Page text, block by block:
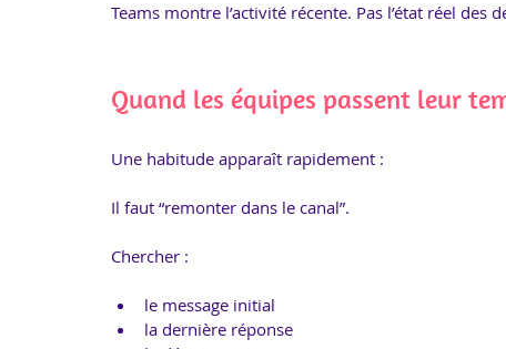
Teams montre l’activité récente. Pas l’état réel des
Quand les équipes passent leur
Une habitude apparaît rapidement :
Il faut “remonter dans le canal”.
Chercher :
le message initial
la dernière réponse